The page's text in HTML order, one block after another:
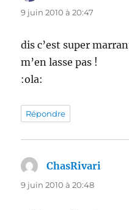
9 juin 2010 à 20:47
dis c’est super
m’en lasse pas !
:ola:
Répondre
ChasRivari
9 juin 2010 à 20:48